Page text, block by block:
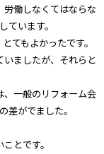
働しなくてはならな
ています。
てもよかったです。
ましたが、それらと
一般のリフォーム会
差がでました。
とです。